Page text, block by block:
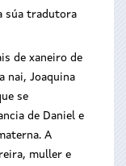
súa tradutora
de xaneiro de
nai, Joaquina
se
de Daniel e
A
muller e